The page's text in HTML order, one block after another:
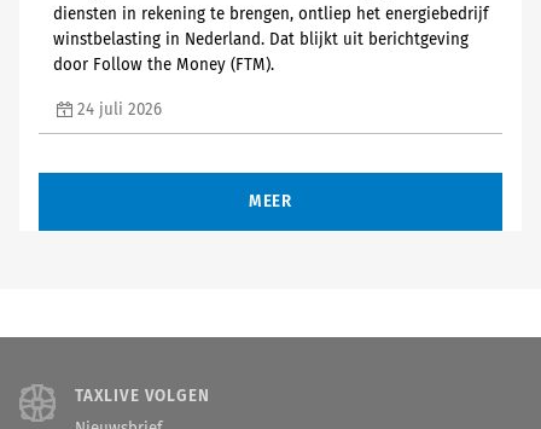
diensten in rekening te brengen, ontliep het energiebedrijf
winstbelasting in Nederland. Dat blijkt uit berichtgeving
door Follow the Money (FTM).
24 juli 2026
MEER
TAXLIVE VOLGEN